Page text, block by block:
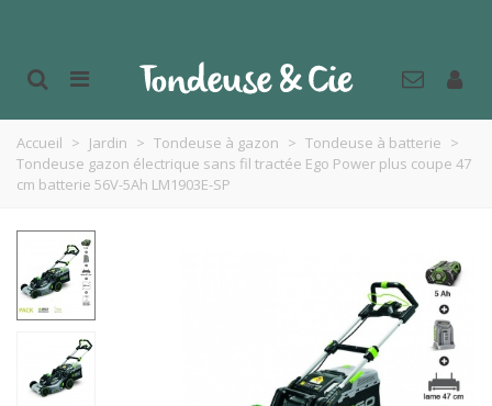
Accueil > Jardin > Tondeuse à gazon > Tondeuse à batterie >
Tondeuse gazon électrique sans fil tractée Ego Power plus coupe 47
cm batterie 56V-5Ah LM1903E-SP